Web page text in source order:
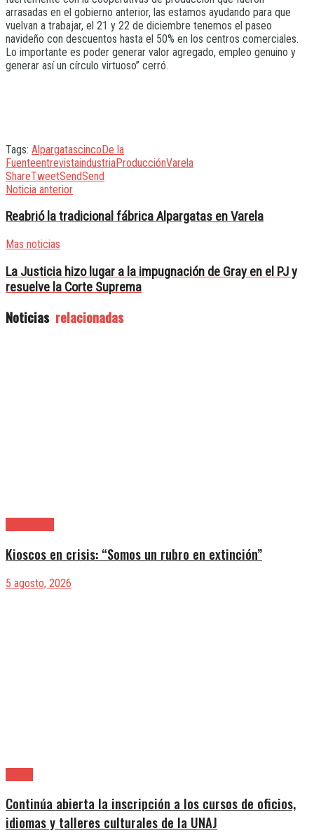
arrasadas en el gobierno anterior, las estamos ayudando para que
vuelvan a trabajar, el 21 y 22 de diciembre tenemos el paseo
navideño con descuentos hasta el 50% en los centros comerciales.
Lo importante es poder generar valor agregado, empleo genuino y
generar así un círculo virtuoso” cerró.
Tags: AlpargatascincoDe la
FuenteentrevistaindustriaProducciónVarela
ShareTweetSendSend
Noticia anterior
Reabrió la tradicional fábrica Alpargatas en Varela
Mas noticias
La Justicia hizo lugar a la impugnación de Gray en el PJ y
resuelve la Corte Suprema
Noticias relacionadas
Kioscos en crisis: “Somos un rubro en extinción”
5 agosto, 2026
Continúa abierta la inscripción a los cursos de oficios,
idiomas y talleres culturales de la UNAJ